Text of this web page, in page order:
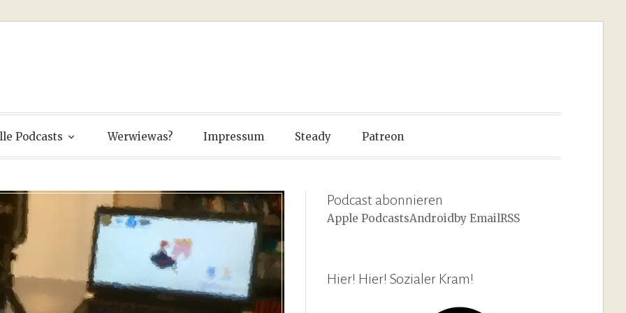
Podcasts Werwiewas? Impressum Steady Patreon
Podcast abonnieren
Apple PodcastsAndroidby EmailRSS
Hier! Hier! Sozialer Kram!